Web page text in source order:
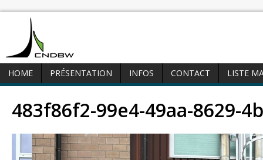
HOME PRÉSENTATION INFOS CONTACT LISTE
483f86f2-99e4-49aa-8629-